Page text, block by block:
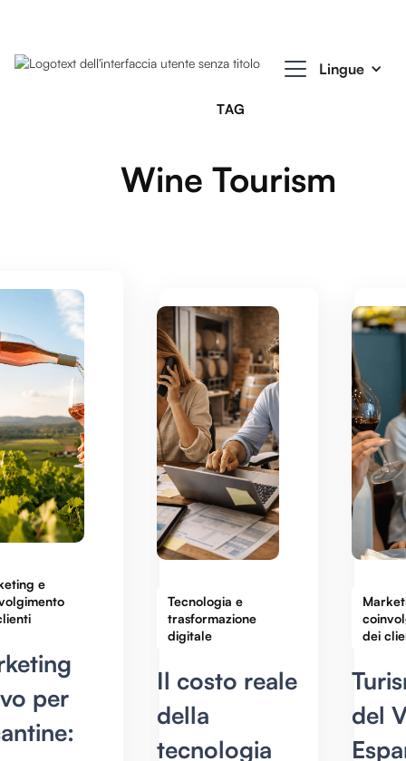
Lingue
TAG
Wine Tourism
e
per
Tecnologia e
trasformazione
digitale
Il costo reale
della
tecnologia
dei
del